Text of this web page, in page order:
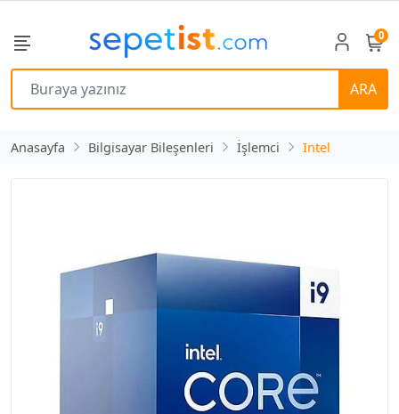
ARA
0
Anasayfa Bilgisayar Bileşenleri İşlemci Intel